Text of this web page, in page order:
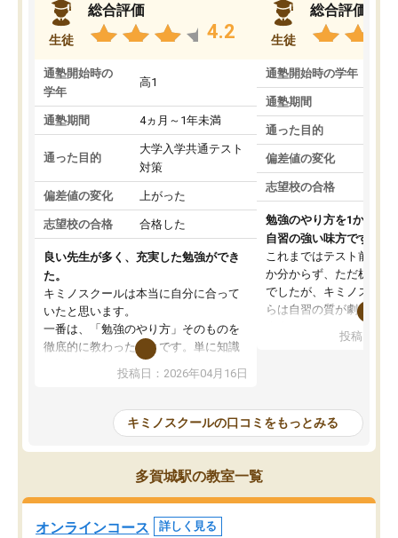
生徒
総合評価
4.2
通塾開始時の
学年
高1
通塾期間 4ヵ月～1年未満
通った目的
大学入学共通テスト
対策
偏差値の変化 上がった
志望校の合格 合格した
良い先生が多く、充実した勉強ができ
た。
キミノスクールは本当に自分に合って
いたと思います。
一番は、「勉強のやり方」そのものを
徹底的に教わったことです。単に知識
を詰め込むのではなく、自学自習の習
慣が身につくよう並走してくれるの
はなくなりました。
講師の方との距離も近く、親身なコー
チングのおかげで、停滞期もモチベー
ションを維持できました。「やらされ
る勉強」から「目標のための勉強」へ
意識が変わったことが、目標校への合
投稿日：2026年04月16日
生徒
総合評価
通塾開始時の学年
通塾期間
通った目的
偏差値の変化
志望校の合格
勉強のやり方を1から教
自習の強い味方です。
これまではテスト前に何
か分からず、ただ机に座
でしたが、キミノスクー
らは自習の質が劇的に変
を明確にしてくれるの
の仕方をコーチングして
ルなので、家での学習習
身につきました。結果と
た。自分から学ぶ姿勢を
投稿日：
キミノスクールの口コミをもっとみる
多賀城駅の教室一覧
オンラインコース 詳しく見る